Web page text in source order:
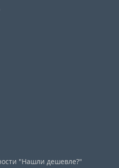
"Нашли дешевле?"